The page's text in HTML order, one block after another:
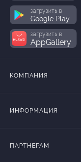
загрузить в
Google Play
загрузить в
AppGallery
КОМПАНИЯ
ИНФОРМАЦИЯ
ПАРТНЕРАМ